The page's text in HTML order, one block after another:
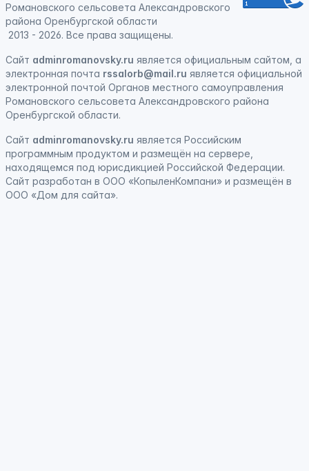
Романовского сельсовета Александровского
района Оренбургской области
2013 - 2026. Все права защищены.
Сайт adminromanovsky.ru является официальным сайтом, а
электронная почта rssalorb@mail.ru является официальной
электронной почтой Органов местного самоуправления
Романовского сельсовета Александровского района
Оренбургской области.
Сайт adminromanovsky.ru является Российским
программным продуктом и размещён на сервере,
находящемся под юрисдикцией Российской Федерации.
Сайт разработан в ООО «КопыленКомпани» и размещён в
ООО «Дом для сайта».